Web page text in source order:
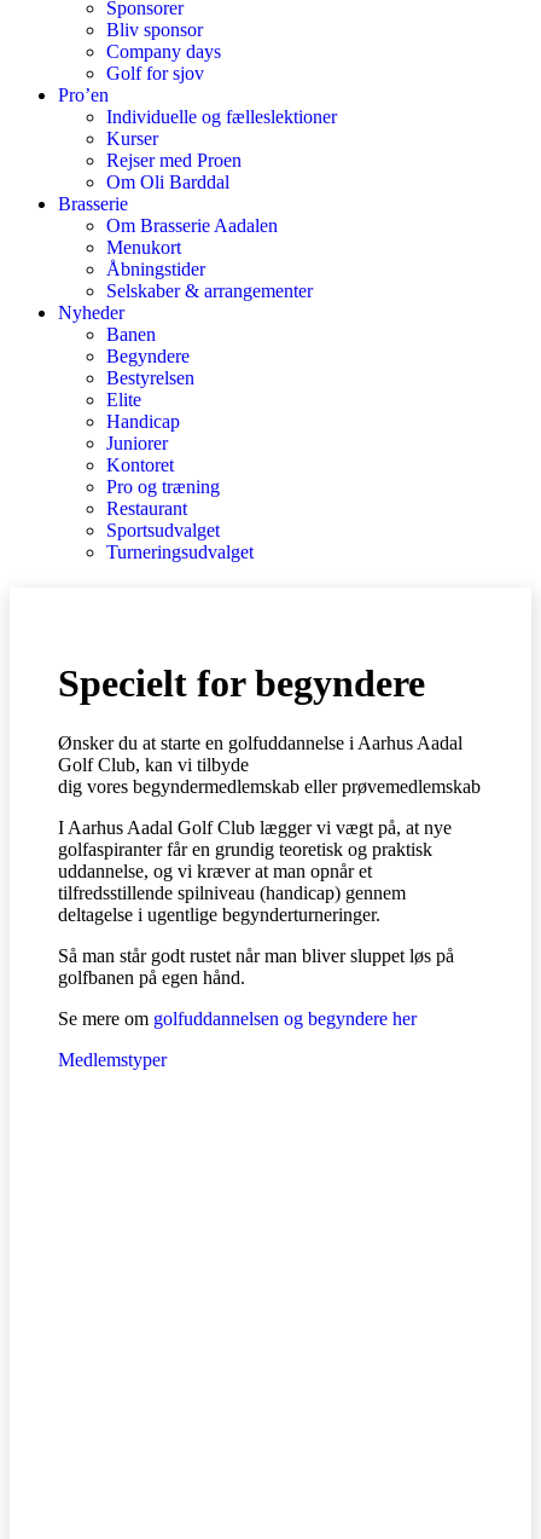
Sponsorer
Bliv sponsor
Company days
Golf for sjov
Pro’en
Individuelle og fælleslektioner
Kurser
Rejser med Proen
Om Oli Barddal
Brasserie
Om Brasserie Aadalen
Menukort
Åbningstider
Selskaber & arrangementer
Nyheder
Banen
Begyndere
Bestyrelsen
Elite
Handicap
Juniorer
Kontoret
Pro og træning
Restaurant
Sportsudvalget
Turneringsudvalget
Specielt for begyndere
Ønsker du at starte en golfuddannelse i Aarhus Aadal
Golf Club, kan vi tilbyde
dig vores begyndermedlemskab eller prøvemedlemskab
I Aarhus Aadal Golf Club lægger vi vægt på, at nye
golfaspiranter får en grundig teoretisk og praktisk
uddannelse, og vi kræver at man opnår et
tilfredsstillende spilniveau (handicap) gennem
deltagelse i ugentlige begynderturneringer.
Så man står godt rustet når man bliver sluppet løs på
golfbanen på egen hånd.
Se mere om golfuddannelsen og begyndere her
Medlemstyper